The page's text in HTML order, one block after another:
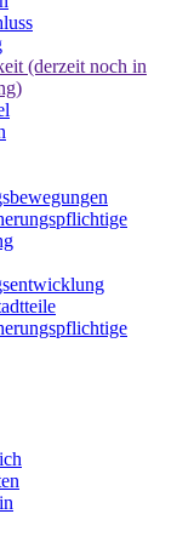
(derzeit noch in